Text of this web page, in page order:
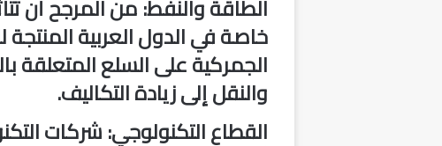
الطاقة والنفط: من المرجح أن
خاصة في الدول العربية
الجمركية على السلع المتعلقة
والنقل إلى زيادة التكاليف.
القطاع التكنولوجي: شركات